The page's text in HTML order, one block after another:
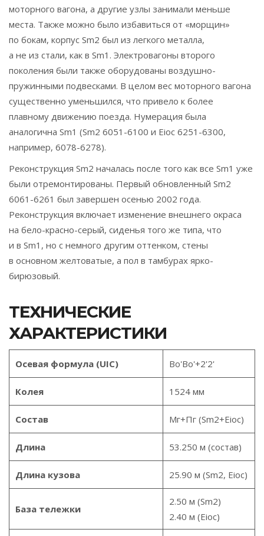
моторного вагона, а другие узлы занимали меньше
места. Также можно было избавиться от «морщин»
по бокам, корпус Sm2 был из легкого металла,
а не из стали, как в Sm1. Электровагоны второго
поколения были также оборудованы воздушно-
пружинными подвесками. В целом вес моторного вагона
существенно уменьшился, что привело к более
плавному движению поезда. Нумерация была
аналогична Sm1 (Sm2 6051-6100 и Eioc 6251-6300,
например, 6078-6278).
Реконструкция Sm2 началась после того как все Sm1 уже
были отремонтированы. Первый обновленный Sm2
6061-6261 был завершен осенью 2002 года.
Реконструкция включает изменение внешнего окраса
на бело-красно-серый, сиденья того же типа, что
и в Sm1, но с немного другим оттенком, стены
в основном желтоватые, а пол в тамбурах ярко-
бирюзовый.
ТЕХНИЧЕСКИЕ
ХАРАКТЕРИСТИКИ
Осевая формула (UIC) Bo'Bo'+2'2'
Колея 1524 мм
Состав Мг+Пг (Sm2+Eioс)
Длина 53.250 м (состав)
Длина кузова 25.90 м (Sm2, Eioc)
База тележки
2.50 м (Sm2)
2.40 м (Eioc)